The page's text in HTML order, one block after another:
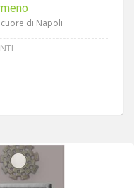
di Napoli